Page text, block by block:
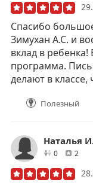
Спасибо
Зимухан А.С. и
вклад в
программа.
делают в классе,
Полезный
Наталья
0друзей
2